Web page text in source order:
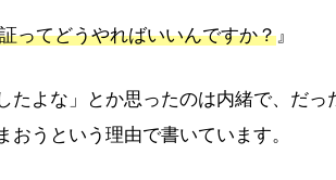
ってどうやればいいんですか？』
たよな」とか思ったのは内緒で、だ
おうという理由で書いています。